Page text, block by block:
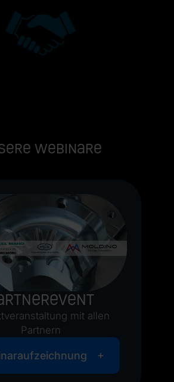
Webinare
mit allen
Partnern